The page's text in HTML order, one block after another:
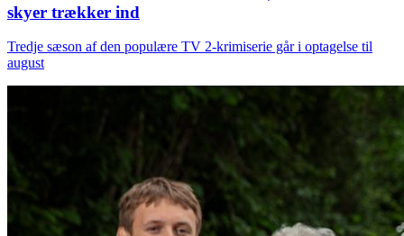
skyer trækker ind
Tredje sæson af den populære TV 2-krimiserie går i optagelse til
august